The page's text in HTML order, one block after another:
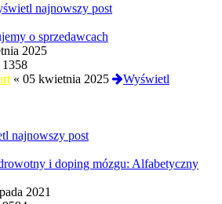
najnowszy post
o sprzedawcach
2025
1358
« 05 kwietnia 2025
Wyświetl
najnowszy post
i doping mózgu: Alfabetyczny
2021